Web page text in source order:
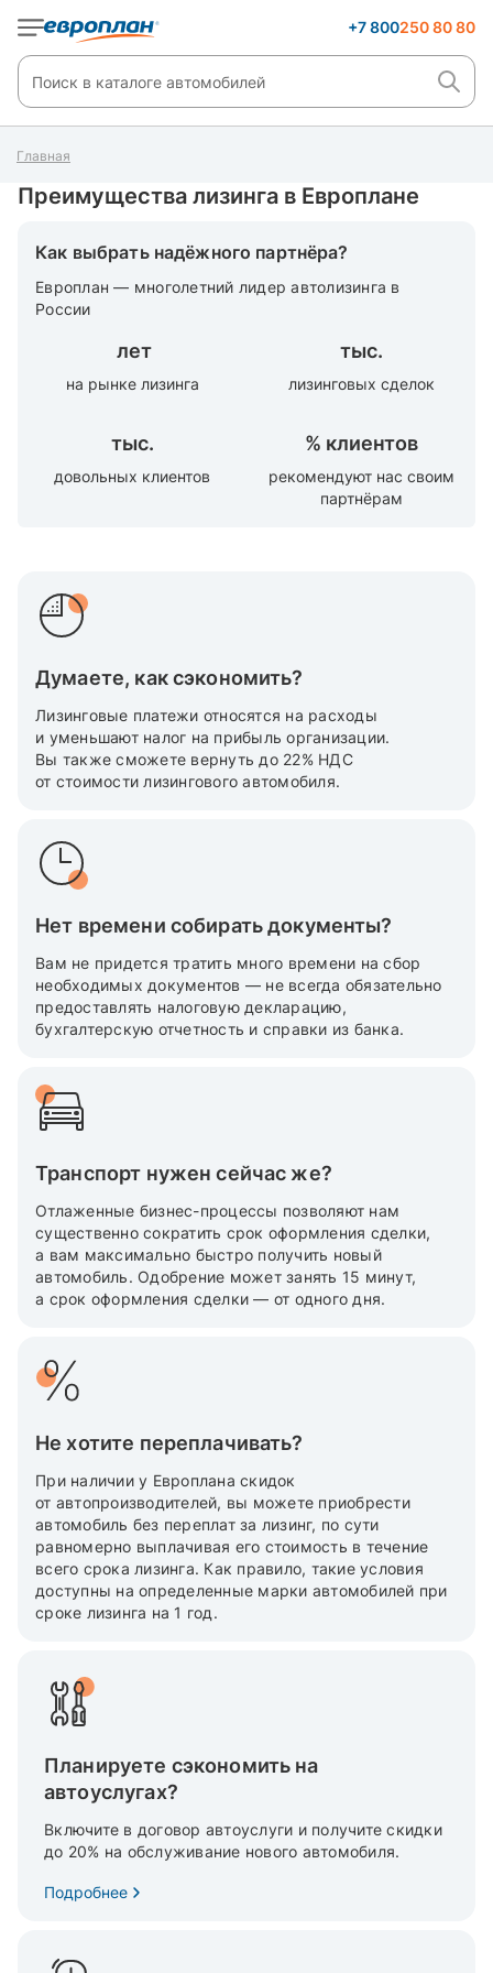
+7 800250 80 80
Главная
Преимущества лизинга в Европлане
Как выбрать надёжного партнёра?
Европлан — многолетний лидер автолизинга в
России
лет
на рынке лизинга
тыс.
лизинговых сделок
тыс.
довольных клиентов
% клиентов
рекомендуют нас своим
партнёрам
Думаете, как сэкономить?
Лизинговые платежи относятся на расходы
и уменьшают налог на прибыль организации.
Вы также cможете вернуть до 22% НДС
от стоимости лизингового автомобиля.
Нет времени собирать документы?
Вам не придется тратить много времени на сбор
необходимых документов — не всегда обязательно
предоставлять налоговую декларацию,
бухгалтерскую отчетность и справки из банка.
Транспорт нужен сейчас же?
Отлаженные бизнес-процессы позволяют нам
существенно сократить срок оформления сделки,
а вам максимально быстро получить новый
автомобиль. Одобрение может занять 15 минут,
а срок оформления сделки — от одного дня.
Не хотите переплачивать?
При наличии у Европлана скидок
от автопроизводителей, вы можете приобрести
автомобиль без переплат за лизинг, по сути
равномерно выплачивая его стоимость в течение
всего срока лизинга. Как правило, такие условия
доступны на определенные марки автомобилей при
сроке лизинга на 1 год.
Планируете сэкономить на
автоуслугах?
Включите в договор автоуслуги и получите скидки
до 20% на обслуживание нового автомобиля.
Подробнее